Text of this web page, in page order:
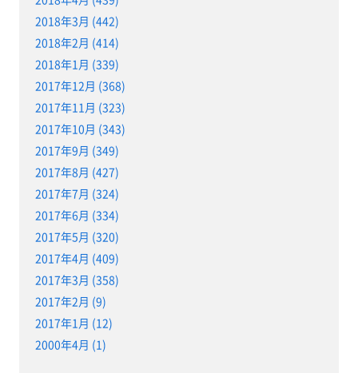
2018年3月 (442)
2018年2月 (414)
2018年1月 (339)
2017年12月 (368)
2017年11月 (323)
2017年10月 (343)
2017年9月 (349)
2017年8月 (427)
2017年7月 (324)
2017年6月 (334)
2017年5月 (320)
2017年4月 (409)
2017年3月 (358)
2017年2月 (9)
2017年1月 (12)
2000年4月 (1)